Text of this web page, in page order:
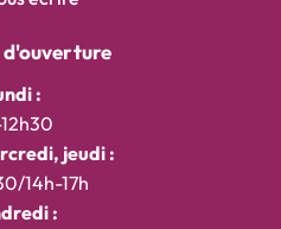
d'ouverture
:
jeudi :
14h-17h
: